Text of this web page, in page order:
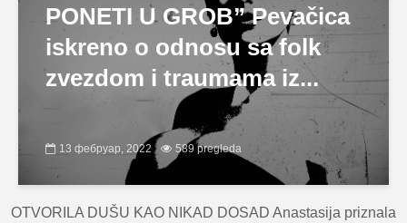
PONETI U GROB” Pevačica
iskreno o odnosu sa folk
zvezdom i traumama iz...
13 фебруар, 2022 589 pregleda
OTVORILA DUŠU KAO NIKAD DOSAD Anastasija priznala